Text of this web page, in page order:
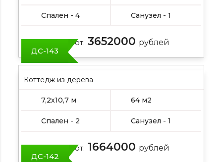
Спален - 4 Санузел - 1
Цена от: 3652000 рублей
ДС-143
Коттедж из дерева
7,2х10,7 м 64 м2
Спален - 2 Санузел - 1
Цена от: 1664000 рублей
ДС-142